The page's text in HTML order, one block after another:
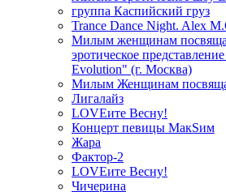
группа Каспийский груз
Trance Dance Night. Alex
Милым женщинам
эротическое
Evolution" (г. Москва)
Милым Женщинам
Лигалайз
LOVEите Весну!
Концерт певицы МакSим
Жара
Фактор-2
LOVEите Весну!
Чичерина